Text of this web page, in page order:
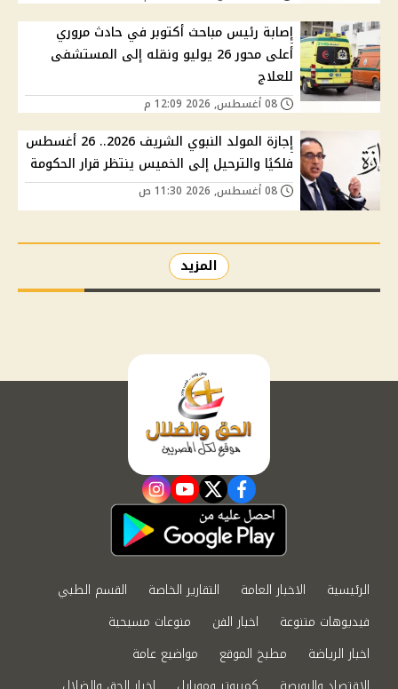
إصابة رئيس مباحث أكتوبر في حادث مروري
أعلى محور 26 يوليو ونقله إلى المستشفى
للعلاج
إجازة المولد النبوي الشريف 2026.. 26 أغسطس
فلكيًا والترحيل إلى الخميس ينتظر قرار الحكومة
المزيد
facebook
twitter
youtube
instagram
الرئيسية الاخبار العامة التقارير الخاصة
القسم الطبي
فيديوهات متنوعة
اخبار الفن
منوعات مسيحية
اخبار الرياضة
مطبخ الموقع
مواضيع عامة